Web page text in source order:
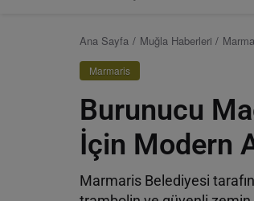
Ana Sayfa Muğla Haberleri
Marmaris
Burunucu
İçin Modern
Marmaris Belediyesi